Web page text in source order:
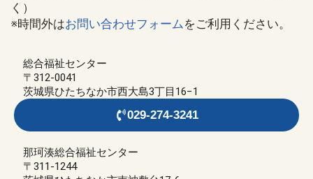
く）
※時間外はお問い合わせフォームをご利用ください。
総合福祉センター
〒312-0041
茨城県ひたちなか市西大島3丁目16−1
029-274-3241
那珂湊総合福祉センター
〒311-1244